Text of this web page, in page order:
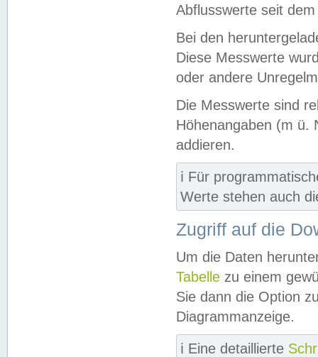
Abflusswerte seit
Bei den
Diese Messwerte
oder andere
Die Messwerte sind
Höhenangaben (m ü.
addieren.
ℹ️ Für
Werte stehen auch
Zugriff auf die
Um die Daten
Tabelle zu einem
Sie dann die Option
Diagrammanzeige.
ℹ️ Eine detaillierte